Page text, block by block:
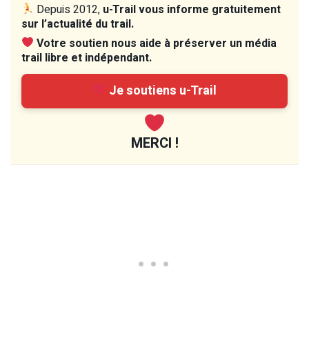
Depuis 2012, u-Trail vous informe gratuitement
sur l’actualité du trail.
Votre soutien nous aide à préserver un média
trail libre et indépendant.
Je soutiens u-Trail
MERCI !